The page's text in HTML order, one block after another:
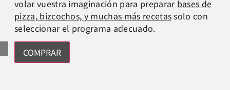
volar vuestra imaginación para preparar bases de
pizza, bizcochos, y muchas más recetassolo con
seleccionar el programa adecuado.
COMPRAR